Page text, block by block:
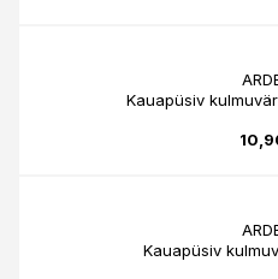
Kauapüsiv
Kauapüsiv